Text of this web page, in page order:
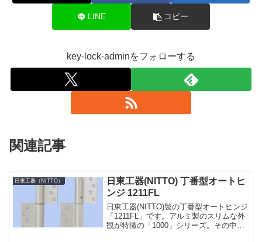
LINE コピー
key-lock-adminをフォローする
関連記事
日東工器（NITTO）
日東工器(NITTO) 丁番型オートヒ
ンジ 1211FL
日東工器(NITTO)製の丁番型オートヒンジ
「1211FL」です。アルミ製のスリムな外
観が特徴の「1000」シリーズ。その中で